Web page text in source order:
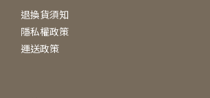
退換貨須知
隱私權政策
運送政策